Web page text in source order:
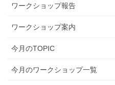
ワークショップ報告
ワークショップ案内
今月のTOPIC
今月のワークショップ一覧